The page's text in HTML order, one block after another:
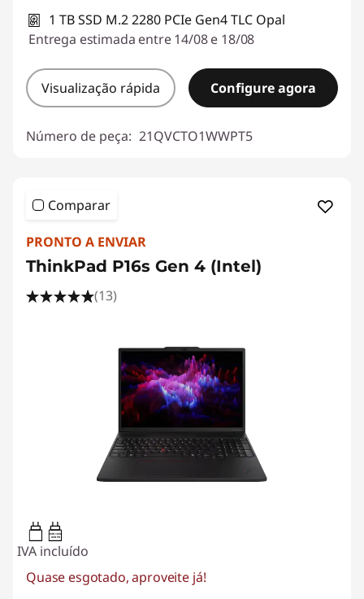
1 TB SSD M.2 2280 PCIe Gen4 TLC Opal
Entrega estimada entre 14/08 e 18/08
Visualização rápida Configure agora
Número de peça: 21QVCTO1WWPT5
Comparar
PRONTO A ENVIAR
ThinkPad P16s Gen 4 (Intel)
(13)
100W-100W
USB PD
IVA incluído
Quase esgotado, aproveite já!